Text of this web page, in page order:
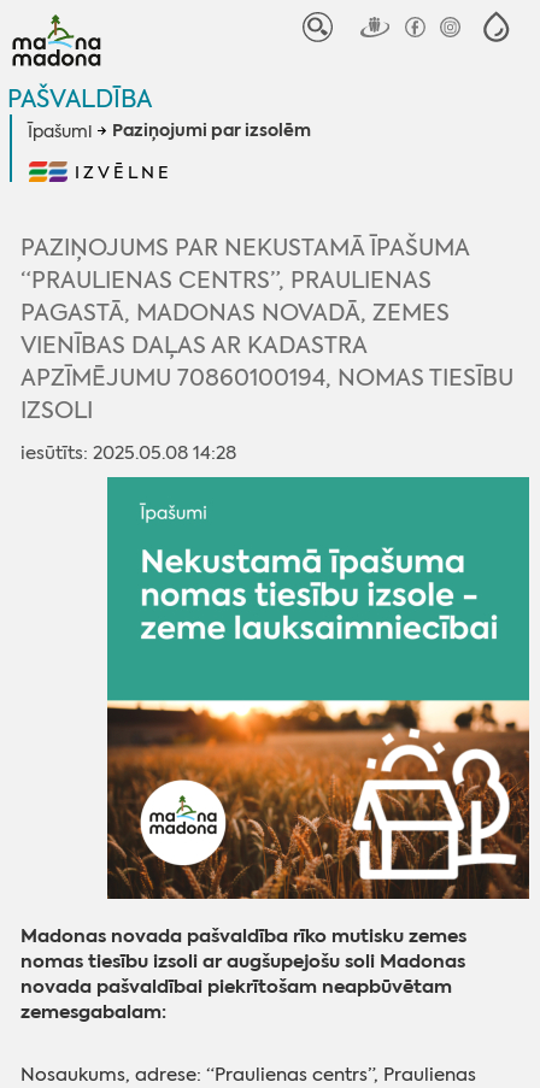
PAŠVALDĪBA
Īpašumi Paziņojumi par izsolēm
IZVĒLNE
PAZIŅOJUMS PAR NEKUSTAMĀ ĪPAŠUMA
“PRAULIENAS CENTRS”, PRAULIENAS
PAGASTĀ, MADONAS NOVADĀ, ZEMES
VIENĪBAS DAĻAS AR KADASTRA
APZĪMĒJUMU 70860100194, NOMAS TIESĪBU
IZSOLI
iesūtīts: 2025.05.08 14:28
Madonas novada pašvaldība rīko mutisku zemes
nomas tiesību izsoli ar augšupejošu soli Madonas
novada pašvaldībai piekrītošam neapbūvētam
zemesgabalam:
Nosaukums, adrese: “Praulienas centrs”, Praulienas